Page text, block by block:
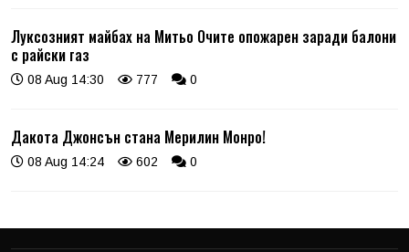
Луксозният майбах на Митьо Очите опожарен заради балони
с райски газ
08 Aug 14:30 777 0
Дакота Джонсън стана Мерилин Монро!
08 Aug 14:24 602 0